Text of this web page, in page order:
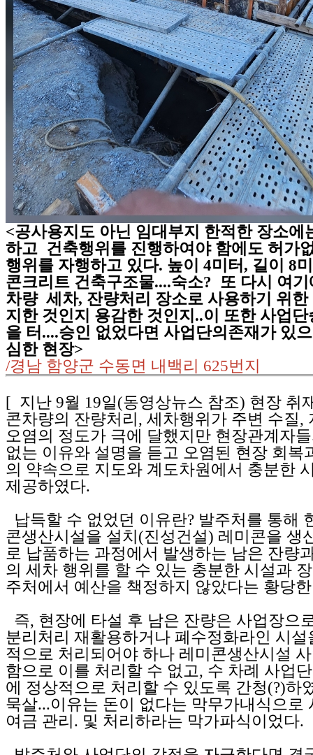
<공사용지도 아닌 임대부지 한적한 장소에
하고 건축행위를 진행하여야 함에도 허가
행위를 자행하고 있다. 높이 4미터, 길이 8
콘크리트 건축구조물....숙소? 또 다시 여
차량 세차, 잔량처리 장소로 사용하기 위한
지한 것인지 용감한 것인지..이 또한 사업
을 터....승인 없었다면 사업단의존재가 있
심한 현장>
/경남 함양군 수동면 내백리 625번지
[ 지난 9월 19일(동영상뉴스 참조) 현장 취
콘차량의 잔량처리, 세차행위가 주변 수질,
오염의 정도가 극에 달했지만 현장관계자
없는 이유와 설명을 듣고 오염된 현장 회복
의 약속으로 지도와 계도차원에서 충분한
제공하였다.
납득할 수 없었던 이유란? 발주처를 통해
콘생산시설을 설치(진성건설) 레미콘을 생
로 납품하는 과정에서 발생하는 남은 잔량
의 세차 행위를 할 수 있는 충분한 시설과
주처에서 예산을 책정하지 않았다는 황당
즉, 현장에 타설 후 남은 잔량은 사업장으
분리처리 재활용하거나 폐수정화라인 시설
적으로 처리되어야 하나 레미콘생산시설
함으로 이를 처리할 수 없고, 수 차례 사업
에 정상적으로 처리할 수 있도록 간청(?)하
묵살...이유는 돈이 없다는 막무가내식으로
여금 관리. 및 처리하라는 막가파식이었다.